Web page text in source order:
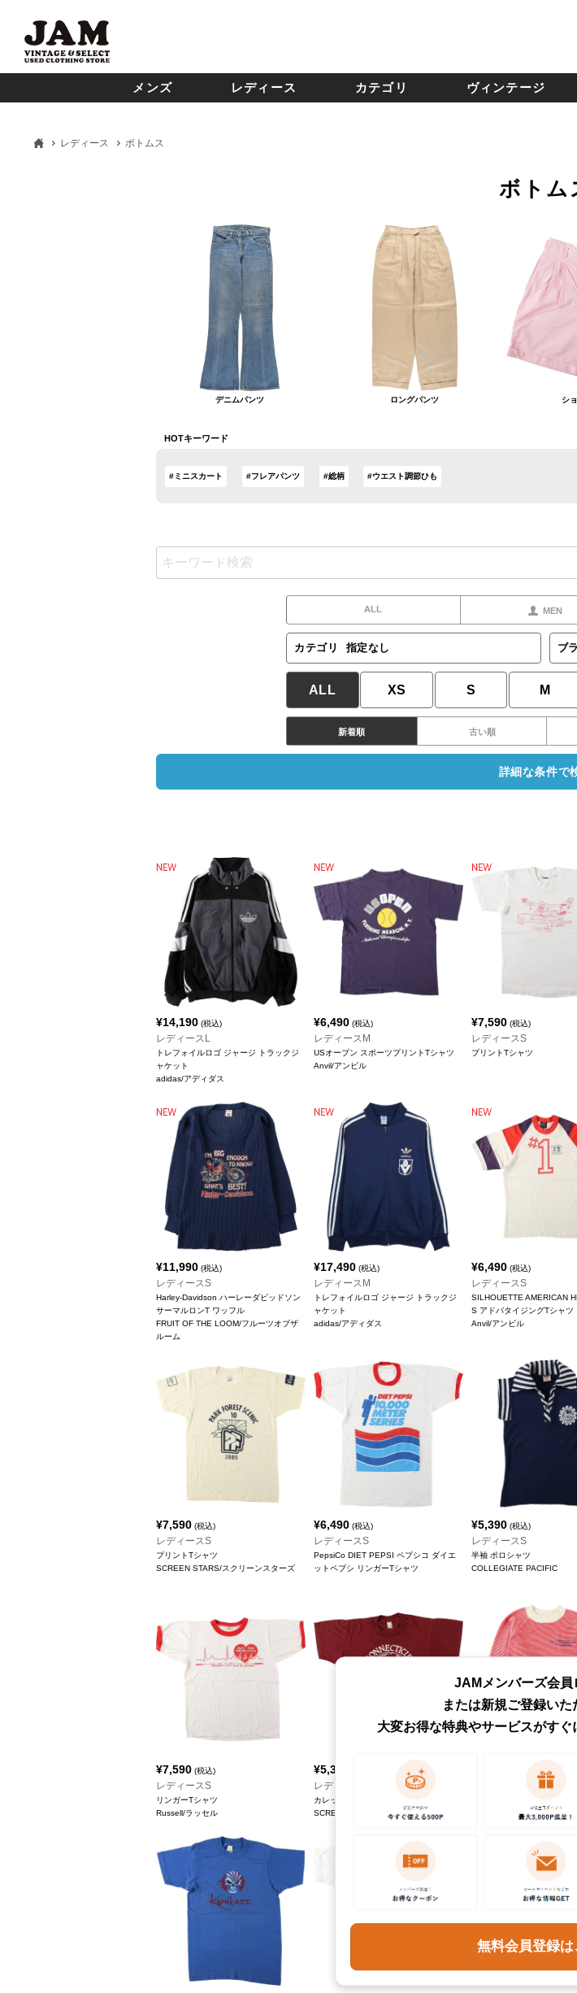
メンズ レディース カテゴリ ヴィンテージ
レディース ボトムス
ボトム
デニムパンツ ロングパンツ シ
HOTキーワード
#ミニスカート #フレアパンツ #総柄 #ウエスト調節ひも
ALL MEN
カテゴリ 指定なし ブ
ALL XS S M
新着順 古い順
詳細な条件で
¥14,190 (税込)
レディースL
トレフォイルロゴ ジャージ トラックジ
ャケット
adidas/アディダス
¥6,490 (税込)
レディースM
USオープン スポーツプリントTシャツ
Anvil/アンビル
¥7,590 (税込)
レディースS
プリントTシャツ
¥11,990 (税込)
レディースS
Harley-Davidson ハーレーダビッドソン
サーマルロンT ワッフル
FRUIT OF THE LOOM/フルーツオブザ
ルーム
¥17,490 (税込)
レディースM
トレフォイルロゴ ジャージ トラックジ
ャケット
adidas/アディダス
¥6,490 (税込)
レディースS
SILHOUETTE AMERICAN
S アドバタイジングTシャツ
Anvil/アンビル
¥7,590 (税込)
レディースS
プリントTシャツ
SCREEN STARS/スクリーンスターズ
¥6,490 (税込)
レディースS
PepsiCo DIET PEPSI ペプシコ ダイエ
ットペプシ リンガーTシャツ
¥5,390 (税込)
レディースS
半袖 ポロシャツ
COLLEGIATE PACIFIC
¥7,590 (税込)
レディースS
リンガーTシャツ
Russell/ラッセル
¥5,390
レディースL
カレッジTシャツ
SCREEN STARS/スクリーンスターズ
VELVA SHEEN/ベルバシーン
JAMメンバーズ会員
または新規ご登録いた
大変お得な特典やサービスがすぐ
無料会員登録は